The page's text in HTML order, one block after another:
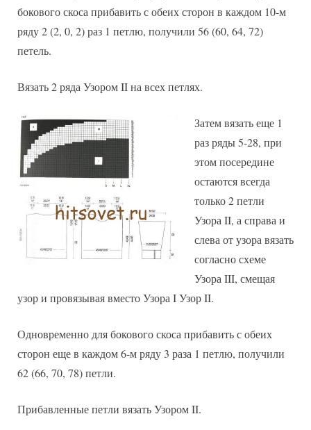
бокового скоса прибавить с обеих сторон в каждом 10-м
ряду 2 (2, 0, 2) раз 1 петлю, получили 56 (60, 64, 72)
петель.
Вязать 2 ряда Узором II на всех петлях.
Затем вязать еще 1
раз ряды 5-28, при
этом посередине
остаются всегда
только 2 петли
Узора II, а справа и
слева от узора вязать
согласно схеме
Узора III, смещая
узор и провязывая вместо Узора I Узор II.
Одновременно для бокового скоса прибавить с обеих
сторон еще в каждом 6-м ряду 3 раза 1 петлю, получили
62 (66, 70, 78) петли.
Прибавленные петли вязать Узором II.